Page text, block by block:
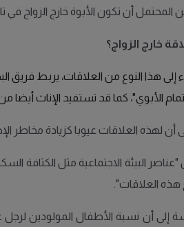
المحتمل أن تكون الأبوة خارج الزواج في
خارج الزواج؟
إلى هذا النوع من العلاقات، يربط فريق
الأبوي"، كما قد تستفيد الإناث أيضا
أن لهذه العلاقات عيوبا كزيادة مخاطر
"عناصر البيئة الاجتماعية مثل الكثافة
العلاقات".